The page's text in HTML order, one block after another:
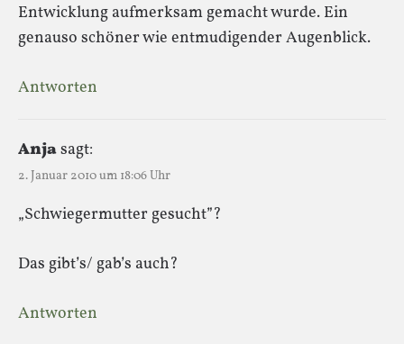
Entwicklung aufmerksam gemacht wurde. Ein
genauso schöner wie entmudigender Augenblick.
Antworten
Anjasagt:
2. Januar 2010 um 18:06 Uhr
„Schwiegermutter gesucht”?
Das gibt’s/ gab’s auch?
Antworten